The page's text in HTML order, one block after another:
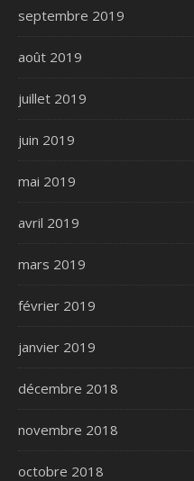
septembre 2019
août 2019
juillet 2019
juin 2019
mai 2019
avril 2019
mars 2019
février 2019
janvier 2019
décembre 2018
novembre 2018
octobre 2018